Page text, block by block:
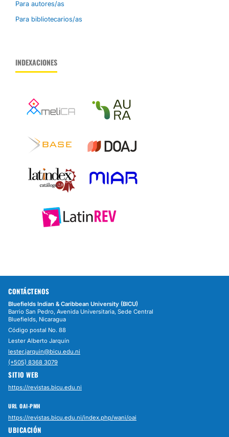
Para autores/as
Para bibliotecarios/as
INDEXACIONES
CONTÁCTENOS
Bluefields Indian & Caribbean University (BICU)
Barrio San Pedro, Avenida Universitaria, Sede Central
Bluefields, Nicaragua
Código postal No. 88
Lester Alberto Jarquín
lester.jarquin@bicu.edu.ni
(+505) 8368 3079
SITIO WEB
https://revistas.bicu.edu.ni
URL OAI-PMH
https://revistas.bicu.edu.ni/index.php/wani/oai
UBICACIÓN